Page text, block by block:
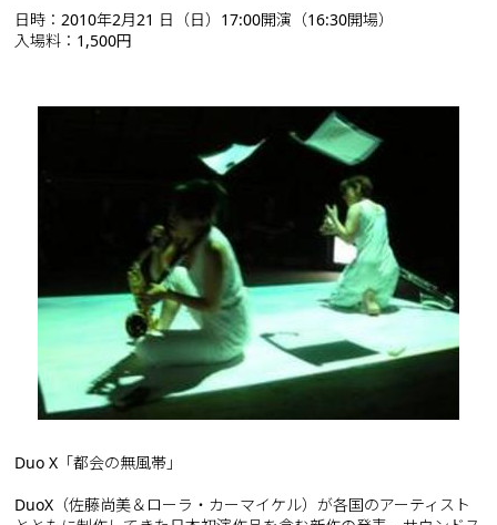
日時：2010年2月21 日（日）17:00開演（16:30開場）
入場料：1,500円
Duo X「都会の無風帯」
DuoX（佐藤尚美＆ローラ・カーマイケル）が各国のアーティスト